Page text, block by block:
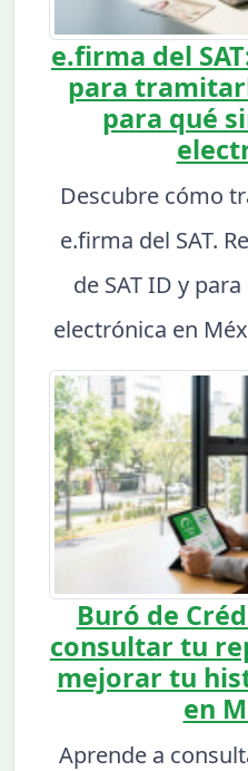
e.firma del
para
para qué
Descubre cómo
e.firma del SAT.
de SAT ID y
electrónica en
Buró de
consultar tu
mejorar tu
en
Aprende a